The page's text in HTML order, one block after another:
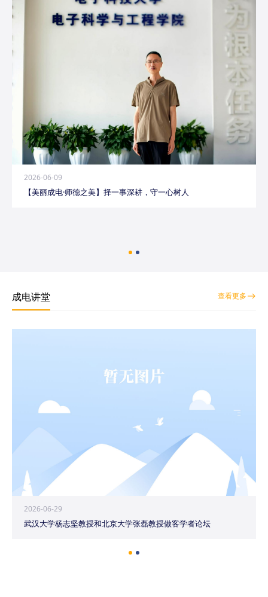
2026-06-09
【美丽成电·师德之美】择一事深耕，守一心树人
成电讲堂 查看更多
2026-06-29
武汉大学杨志坚教授和北京大学张磊教授做客学者论坛